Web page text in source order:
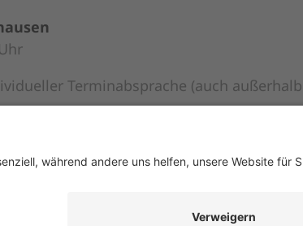
Terminabsprache (auch
Uhr